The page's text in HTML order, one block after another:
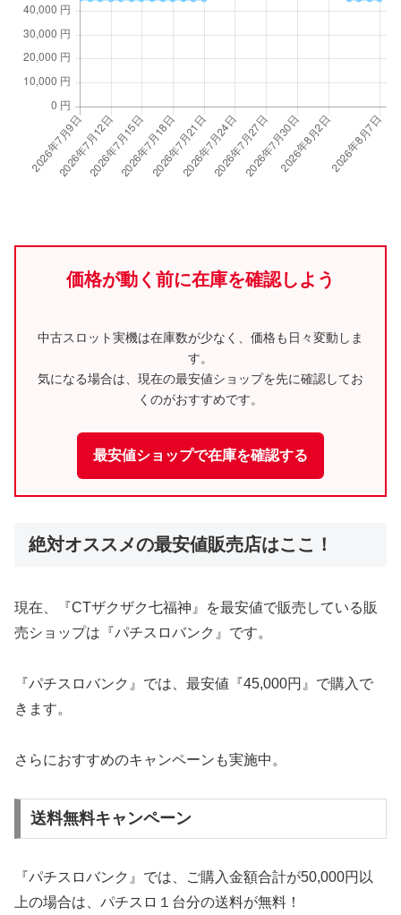
価格が動く前に在庫を確認しよう
中古スロット実機は在庫数が少なく、価格も日々変動しま
す。
気になる場合は、現在の最安値ショップを先に確認してお
くのがおすすめです。
最安値ショップで在庫を確認する
絶対オススメの最安値販売店はここ！
現在、『CTザクザク七福神』を最安値で販売している販
売ショップは『パチスロバンク』です。
『パチスロバンク』では、最安値『45,000円』で購入で
きます。
さらにおすすめのキャンペーンも実施中。
送料無料キャンペーン
『パチスロバンク』では、ご購入金額合計が50,000円以
上の場合は、パチスロ１台分の送料が無料！